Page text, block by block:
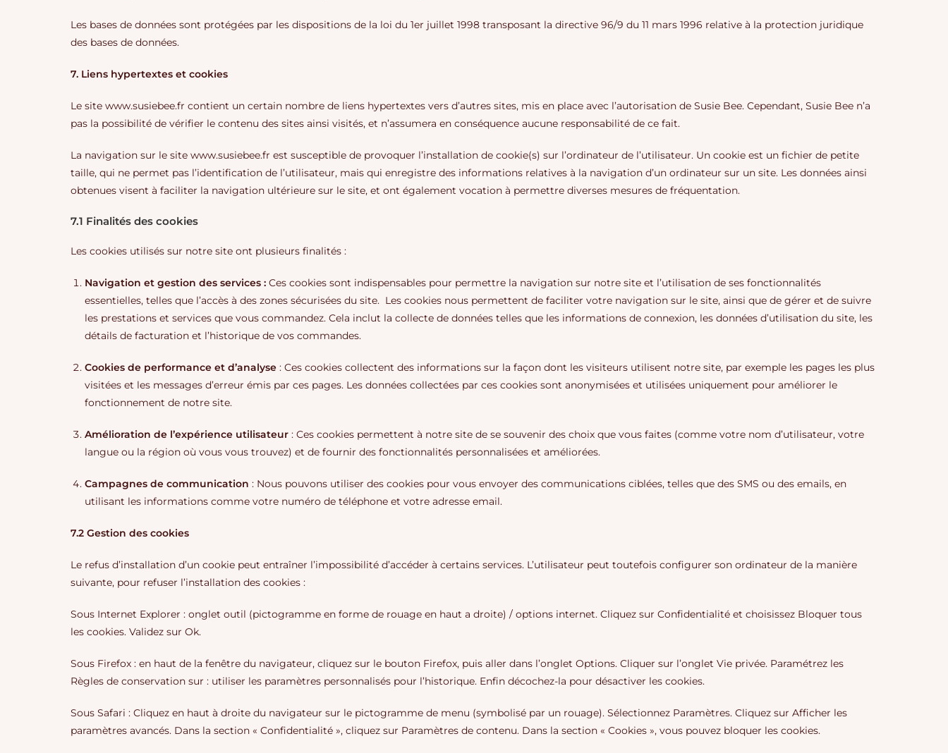
Les bases de données sont protégées par les dispositions de la loi du 1er juillet 1998 transposant la directive 96/9 du 11 mars 1996 relative à la protection juridique
des bases de données.
7. Liens hypertextes et cookies
Le site www.susiebee.fr contient un certain nombre de liens hypertextes vers d’autres sites, mis en place avec l’autorisation de Susie Bee. Cependant, Susie Bee n’a
pas la possibilité de vérifier le contenu des sites ainsi visités, et n’assumera en conséquence aucune responsabilité de ce fait.
La navigation sur le site www.susiebee.fr est susceptible de provoquer l’installation de cookie(s) sur l’ordinateur de l’utilisateur. Un cookie est un fichier de petite
taille, qui ne permet pas l’identification de l’utilisateur, mais qui enregistre des informations relatives à la navigation d’un ordinateur sur un site. Les données ainsi
obtenues visent à faciliter la navigation ultérieure sur le site, et ont également vocation à permettre diverses mesures de fréquentation.
7.1 Finalités des cookies
Les cookies utilisés sur notre site ont plusieurs finalités :
Navigation et gestion des services : Ces cookies sont indispensables pour permettre la navigation sur notre site et l’utilisation de ses fonctionnalités
essentielles, telles que l’accès à des zones sécurisées du site. Les cookies nous permettent de faciliter votre navigation sur le site, ainsi que de gérer et de suivre
les prestations et services que vous commandez. Cela inclut la collecte de données telles que les informations de connexion, les données d’utilisation du site, les
détails de facturation et l’historique de vos commandes.
Cookies de performance et d’analyse : Ces cookies collectent des informations sur la façon dont les visiteurs utilisent notre site, par exemple les pages les plus
visitées et les messages d’erreur émis par ces pages. Les données collectées par ces cookies sont anonymisées et utilisées uniquement pour améliorer le
fonctionnement de notre site.
Amélioration de l’expérience utilisateur : Ces cookies permettent à notre site de se souvenir des choix que vous faites (comme votre nom d’utilisateur, votre
langue ou la région où vous vous trouvez) et de fournir des fonctionnalités personnalisées et améliorées.
Campagnes de communication : Nous pouvons utiliser des cookies pour vous envoyer des communications ciblées, telles que des SMS ou des emails, en
utilisant les informations comme votre numéro de téléphone et votre adresse email.
7.2 Gestion des cookies
Le refus d’installation d’un cookie peut entraîner l’impossibilité d’accéder à certains services. L’utilisateur peut toutefois configurer son ordinateur de la manière
suivante, pour refuser l’installation des cookies :
Sous Internet Explorer : onglet outil (pictogramme en forme de rouage en haut a droite) / options internet. Cliquez sur Confidentialité et choisissez Bloquer tous
les cookies. Validez sur Ok.
Sous Firefox : en haut de la fenêtre du navigateur, cliquez sur le bouton Firefox, puis aller dans l’onglet Options. Cliquer sur l’onglet Vie privée. Paramétrez les
Règles de conservation sur : utiliser les paramètres personnalisés pour l’historique. Enfin décochez-la pour désactiver les cookies.
Sous Safari : Cliquez en haut à droite du navigateur sur le pictogramme de menu (symbolisé par un rouage). Sélectionnez Paramètres. Cliquez sur Afficher les
paramètres avancés. Dans la section « Confidentialité », cliquez sur Paramètres de contenu. Dans la section « Cookies », vous pouvez bloquer les cookies.